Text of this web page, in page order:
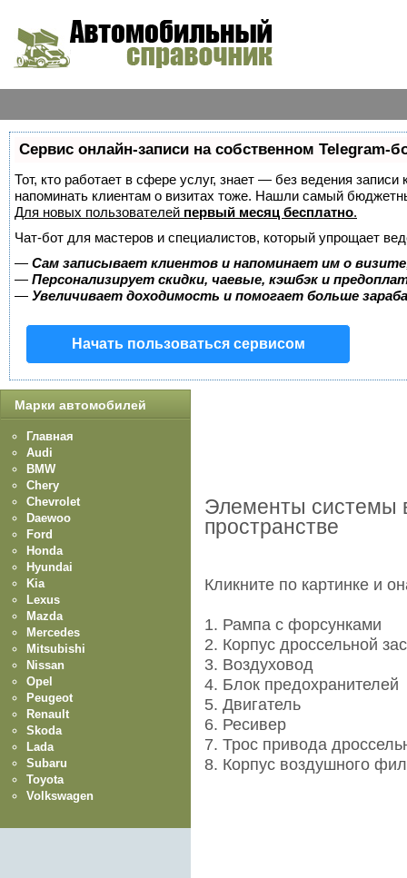
Сервис онлайн-записи на собственном Telegram-
Тот, кто работает в сфере услуг, знает — без ведения
напоминать клиентам о визитах тоже. Нашли самый
Для новых пользователей первый месяц бесплатно.
Чат-бот для мастеров и специалистов, который упрощает
— Сам записывает клиентов и напоминает им о
— Персонализирует скидки, чаевые, кэшбэк и
— Увеличивает доходимость и помогает больше
Начать пользоваться сервисом
Элементы системы
пространстве
Кликните по картинке и
1. Рампа с форсунками
2. Корпус дроссельной
3. Воздуховод
4. Блок предохранителей
5. Двигатель
6. Ресивер
7. Трос привода
8. Корпус воздушного
Марки автомобилей
Главная
Audi
BMW
Chery
Chevrolet
Daewoo
Ford
Honda
Hyundai
Kia
Lexus
Mazda
Mercedes
Mitsubishi
Nissan
Opel
Peugeot
Renault
Skoda
Lada
Subaru
Toyota
Volkswagen